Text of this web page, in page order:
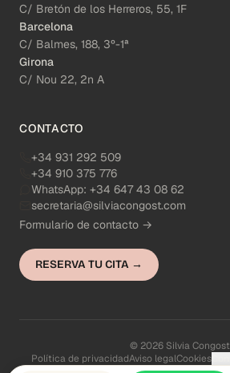
C/ Bretón de los Herreros, 55, 1F
Barcelona
C/ Balmes, 188, 3º-1ª
Girona
C/ Nou 22, 2n A
CONTACTO
+34 931 292 509
+34 910 375 776
WhatsApp: +34 647 43 08 62
secretaria@silviacongost.com
Formulario de contacto →
RESERVA TU CITA →
© 2026 Silvia Congost
Política de privacidadAviso legalCookies